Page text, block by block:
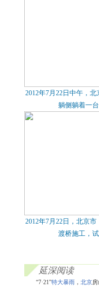
2012年7月22日中午，
躺侧躺着一
2012年7月22日，北京
渡桥施工，
延深阅读
“7·21”特大暴雨 ， 北京